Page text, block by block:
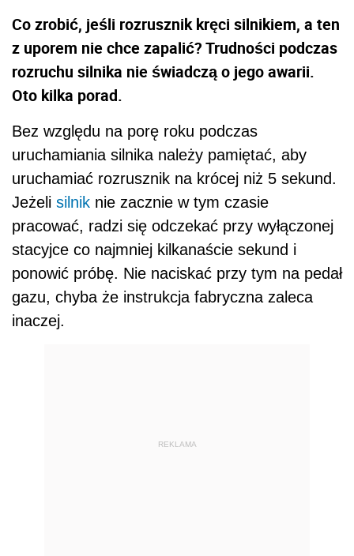
Co zrobić, jeśli rozrusznik kręci silnikiem, a ten
z uporem nie chce zapalić? Trudności podczas
rozruchu silnika nie świadczą o jego awarii.
Oto kilka porad.
Bez względu na porę roku podczas
uruchamiania silnika należy pamiętać, aby
uruchamiać rozrusznik na krócej niż 5 sekund.
Jeżeli silnik nie zacznie w tym czasie
pracować, radzi się odczekać przy wyłączonej
stacyjce co najmniej kilkanaście sekund i
ponowić próbę. Nie naciskać przy tym na pedał
gazu, chyba że instrukcja fabryczna zaleca
inaczej.
REKLAMA